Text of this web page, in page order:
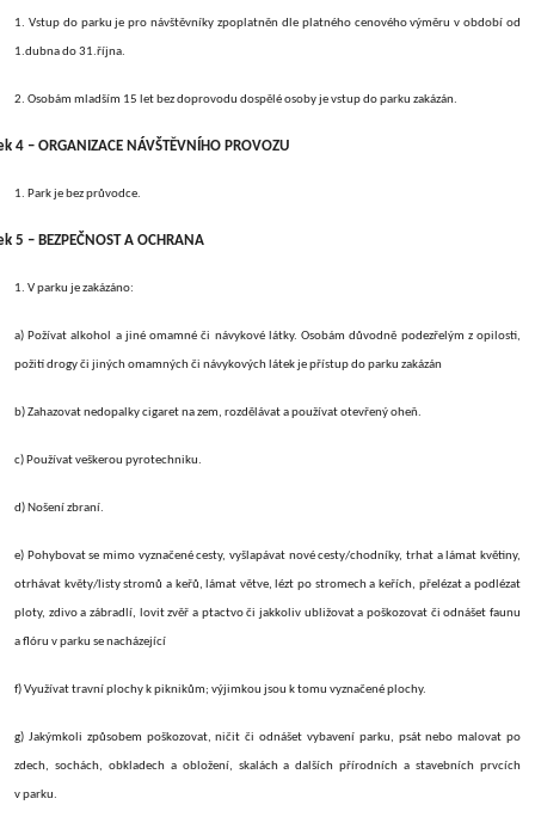
1. Vstup do parku je pro návštěvníky zpoplatněn dle platného cenového výměru v období od
1.dubna do 31.října.
2. Osobám mladším 15 let bez doprovodu dospělé osoby je vstup do parku zakázán.
4 – ORGANIZACE NÁVŠTĚVNÍHO PROVOZU
1. Park je bez průvodce.
5 – BEZPEČNOST A OCHRANA
1. V parku je zakázáno:
a) Požívat alkohol a jiné omamné či návykové látky. Osobám důvodně podezřelým z opilosti,
požití drogy či jiných omamných či návykových látek je přístup do parku zakázán
b) Zahazovat nedopalky cigaret na zem, rozdělávat a používat otevřený oheň.
c) Používat veškerou pyrotechniku.
d) Nošení zbraní.
e) Pohybovat se mimo vyznačené cesty, vyšlapávat nové cesty/chodníky, trhat a lámat květiny,
otrhávat květy/listy stromů a keřů, lámat větve, lézt po stromech a keřích, přelézat a podlézat
ploty, zdivo a zábradlí, lovit zvěř a ptactvo či jakkoliv ubližovat a poškozovat či odnášet faunu
a flóru v parku se nacházející
f) Využívat travní plochy k piknikům; výjimkou jsou k tomu vyznačené plochy.
g) Jakýmkoli způsobem poškozovat, ničit či odnášet vybavení parku, psát nebo malovat po
zdech, sochách, obkladech a obložení, skalách a dalších přírodních a stavebních prvcích
v parku.